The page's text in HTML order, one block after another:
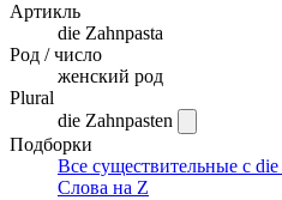
Артикль
die Zahnpasta
Род / число
женский род
Plural
die Zahnpasten
Подборки
Все существительные с die
Слова на Z